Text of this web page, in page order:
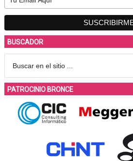
BUSCADOR
PATROCINIO BRONCE